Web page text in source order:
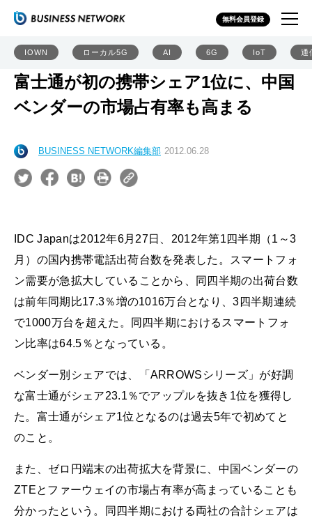
無料会員登録
IOWN ローカル5G AI 6G IoT 通
富士通が初の携帯シェア1位に、中国
ベンダーの市場占有率も高まる
BUSINESS NETWORK編集部 2012.06.28
IDC Japanは2012年6月27日、2012年第1四半期（1～3
月）の国内携帯電話出荷台数を発表した。スマートフォ
ン需要が急拡大していることから、同四半期の出荷台数
は前年同期比17.3％増の1016万台となり、3四半期連続
で1000万台を超えた。同四半期におけるスマートフォ
ン比率は64.5％となっている。
ベンダー別シェアでは、「ARROWSシリーズ」が好調
な富士通がシェア23.1％でアップルを抜き1位を獲得し
た。富士通がシェア1位となるのは過去5年で初めてと
のこと。
また、ゼロ円端末の出荷拡大を背景に、中国ベンダーの
ZTEとファーウェイの市場占有率が高まっていることも
分かったという。同四半期における両社の合計シェアは